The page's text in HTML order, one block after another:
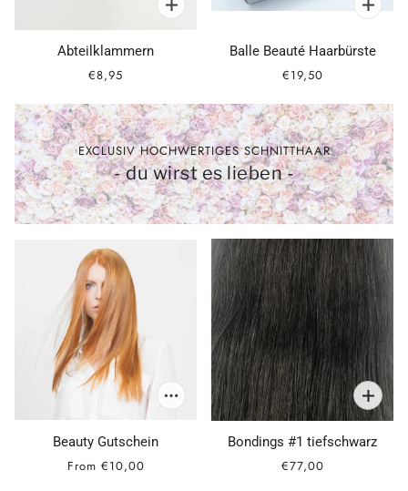
Abteilklammern
€8,95
Balle Beauté Haarbürste
€19,50
EXCLUSIV HOCHWERTIGES SCHNITTHAAR
- du wirst es lieben -
Beauty Gutschein
From €10,00
Bondings #1 tiefschwarz
€77,00